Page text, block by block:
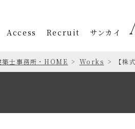
Access Recruit サンカイ
築士事務所・HOME Works 【株